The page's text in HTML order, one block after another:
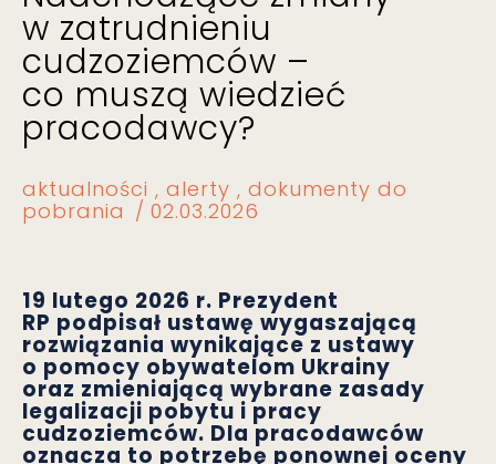
w zatrudnieniu
cudzoziemców –
co muszą wiedzieć
pracodawcy?
aktualności alerty
dokumenty do
pobrania
02.03.2026
19 lutego 2026 r. Prezydent
RP podpisał ustawę wygaszającą
rozwiązania wynikające z ustawy
o pomocy obywatelom Ukrainy
oraz zmieniającą wybrane zasady
legalizacji pobytu i pracy
cudzoziemców. Dla pracodawców
oznacza to potrzebę ponownej oceny